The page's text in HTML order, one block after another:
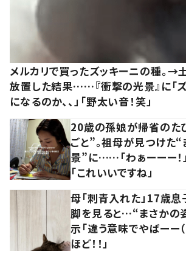
メルカリで買ったズッキーニの種。→
放置した結果……『衝撃の光景』に「
になるのか、、」「野太い音！笑」
20歳の孫娘が帰省のた
ごと”。祖母が見つけた
景”に……「わぁーーー！
「これいいですね」
母「刺青入れた」17歳息子
脚を見ると…“まさかの
示「違う意味でやばーー（
ほど！！」